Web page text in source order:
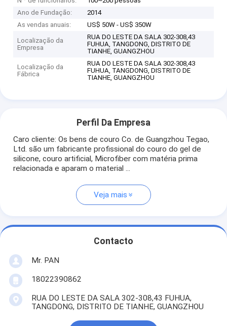
Ano de Fundação:
2014
As vendas anuais:
US$ 50W - US$ 350W
Localização da
Empresa
RUA DO LESTE DA SALA 302-308,43
FUHUA, TANGDONG, DISTRITO DE
TIANHE, GUANGZHOU
Localização da
Fábrica
RUA DO LESTE DA SALA 302-308,43
FUHUA, TANGDONG, DISTRITO DE
TIANHE, GUANGZHOU
Perfil Da Empresa
Caro cliente: Os bens de couro Co. de Guangzhou Tegao,
Ltd. são um fabricante profissional do couro do gel de
silicone, couro artificial, Microfiber com matéria prima
relacionada e aparam o material ...
Veja mais
Contacto
Mr. PAN
18022390862
RUA DO LESTE DA SALA 302-308,43 FUHUA,
TANGDONG, DISTRITO DE TIANHE, GUANGZHOU